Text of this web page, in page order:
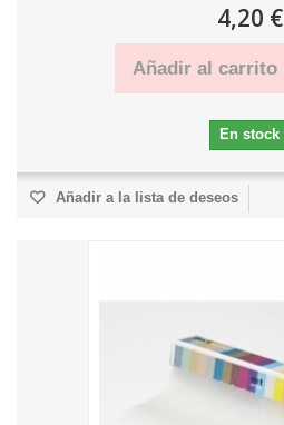
4,20 €
Añadir al carrito
En stock
Añadir a la lista de deseos